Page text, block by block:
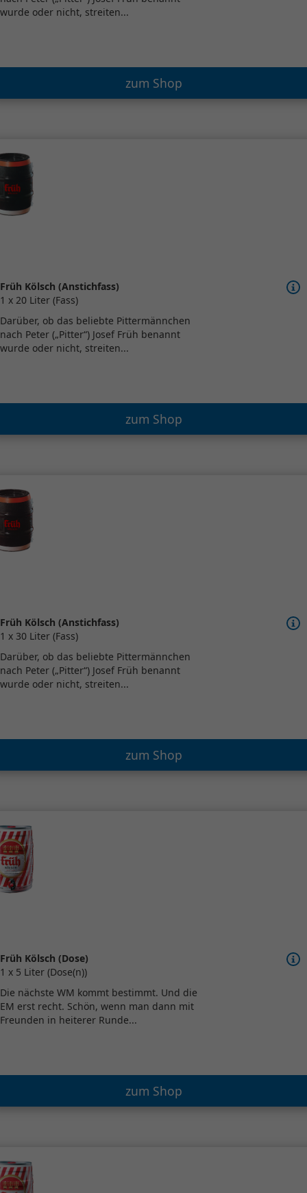
wurde oder nicht, streiten...
zum Shop
Früh Kölsch (Anstichfass)
1 x 20 Liter (Fass)
Darüber, ob das beliebte Pittermännchen
nach Peter („Pitter“) Josef Früh benannt
wurde oder nicht, streiten...
zum Shop
Früh Kölsch (Anstichfass)
1 x 30 Liter (Fass)
Darüber, ob das beliebte Pittermännchen
nach Peter („Pitter“) Josef Früh benannt
wurde oder nicht, streiten...
zum Shop
Früh Kölsch (Dose)
1 x 5 Liter (Dose(n))
Die nächste WM kommt bestimmt. Und die
EM erst recht. Schön, wenn man dann mit
Freunden in heiterer Runde...
zum Shop